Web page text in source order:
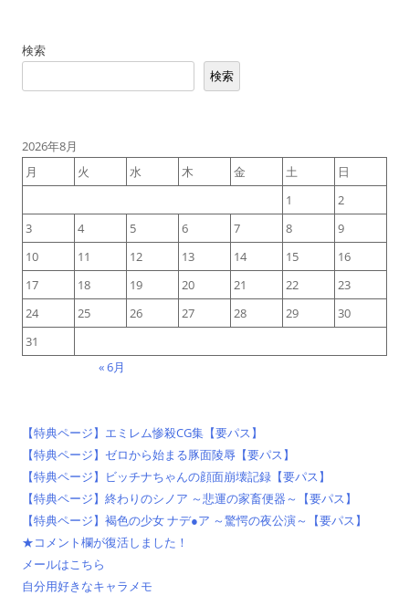
検索
検索
2026年8月
月
火 水 木 金 土
日
1
2
3
4 5 6 7 8
9
10
11 12 13 14 15
16
17
18 19 20 21 22
23
24
25 26 27 28 29
30
31
« 6月
【特典ページ】エミレム惨殺CG集【要パス】
【特典ページ】ゼロから始まる豚面陵辱【要パス】
【特典ページ】ビッチナちゃんの顔面崩壊記録【要パス】
【特典ページ】終わりのシノア ～悲運の家畜便器～【要パス】
【特典ページ】褐色の少女 ナデ●ア ～驚愕の夜公演～【要パス】
★コメント欄が復活しました！
メールはこちら
自分用好きなキャラメモ